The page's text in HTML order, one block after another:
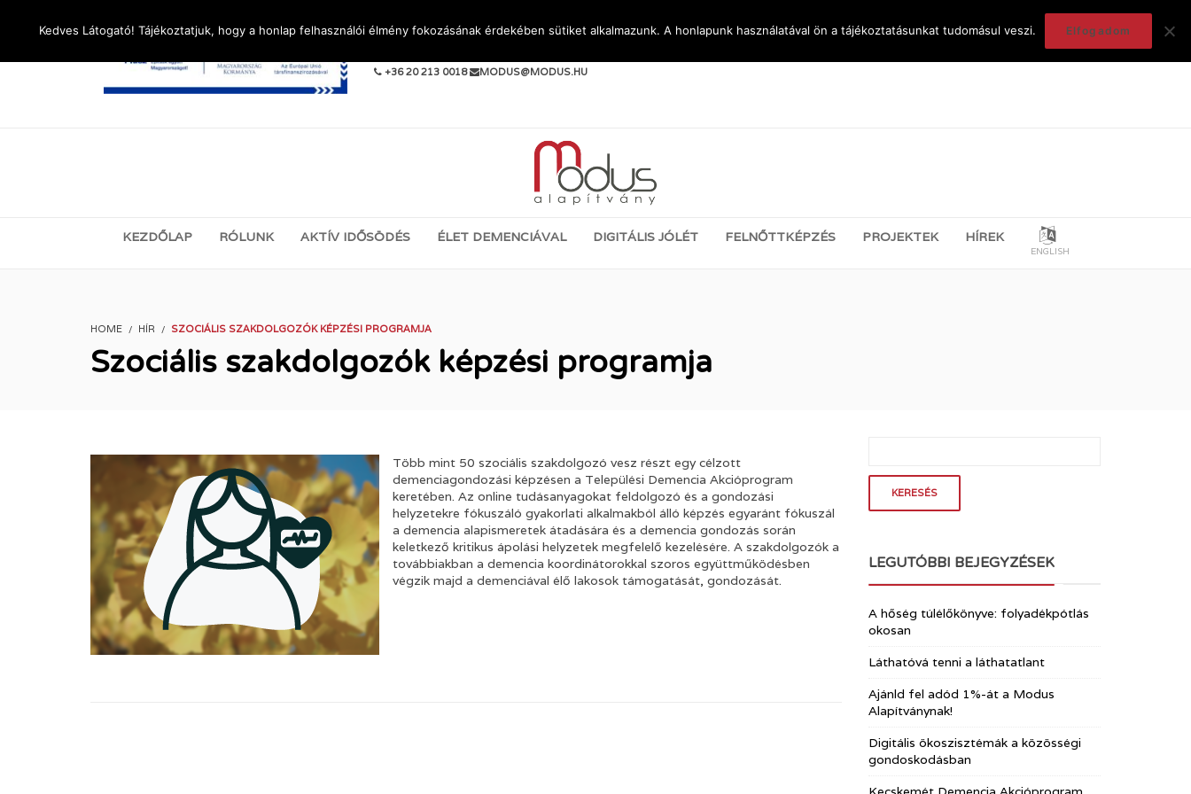
+36 20 213 0018 MODUS@MODUS.HU
KEZDŐLAP RÓLUNK AKTÍV IDŐSÖDÉS ÉLET DEMENCIÁVAL DIGITÁLIS JÓLÉT FELNŐTTKÉPZÉS PROJEKTEK HÍREK
ENGLISH
HOME HÍR SZOCIÁLIS SZAKDOLGOZÓK KÉPZÉSI PROGRAMJA
Szociális szakdolgozók képzési programja
Több mint 50 szociális szakdolgozó vesz részt egy célzott
demenciagondozási képzésen a Települési Demencia Akcióprogram
keretében. Az online tudásanyagokat feldolgozó és a gondozási
helyzetekre fókuszáló gyakorlati alkalmakból álló képzés egyaránt fókuszál
a demencia alapismeretek átadására és a demencia gondozás során
keletkező kritikus ápolási helyzetek megfelelő kezelésére. A szakdolgozók a
továbbiakban a demencia koordinátorokkal szoros együttműködésben
végzik majd a demenciával élő lakosok támogatását, gondozását.
LEGUTÓBBI BEJEGYZÉSEK
A hőség túlélőkönyve: folyadékpótlás
okosan
Láthatóvá tenni a láthatatlant
Ajánld fel adód 1%-át a Modus
Alapítványnak!
Digitális ökoszisztémák a közösségi
gondoskodásban
Kedves Látogató! Tájékoztatjuk, hogy a honlap felhasználói élmény fokozásának érdekében sütiket alkalmazunk. A honlapunk használatával ön a tájékoztatásunkat tudomásul veszi. Elfogadom